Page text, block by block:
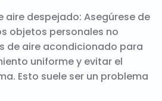
aire despejado: Asegúrese de
objetos personales no
de aire acondicionado para
uniforme y evitar el
Esto suele ser un problema